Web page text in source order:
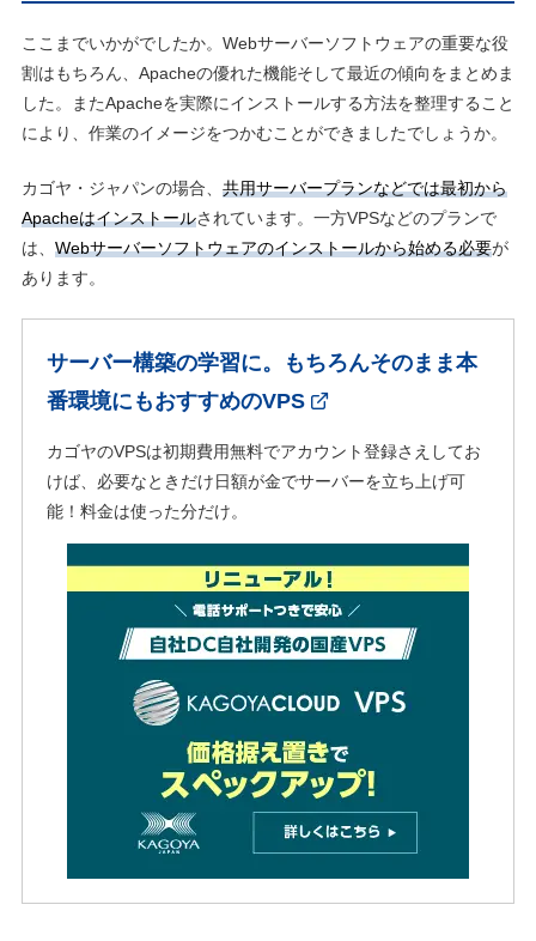
ここまでいかがでしたか。Webサーバーソフトウェアの重要な役
割はもちろん、Apacheの優れた機能そして最近の傾向をまとめま
した。またApacheを実際にインストールする方法を整理すること
により、作業のイメージをつかむことができましたでしょうか。
カゴヤ・ジャパンの場合、 共用サーバープランなどでは最初から
Apacheはインストールされています。一方VPSなどのプランで
は、 Webサーバーソフトウェアのインストールから始める必要が
あります。
サーバー構築の学習に。もちろんそのまま本
番環境にもおすすめのVPS
カゴヤのVPSは初期費用無料でアカウント登録さえしてお
けば、必要なときだけ日額が金でサーバーを立ち上げ可
能！料金は使った分だけ。